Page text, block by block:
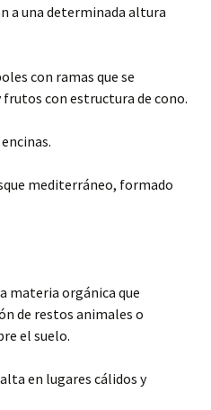
a una determinada altura
con ramas que se
con estructura de cono.
mediterráneo, formado
materia orgánica que
de restos animales o
el suelo.
en lugares cálidos y